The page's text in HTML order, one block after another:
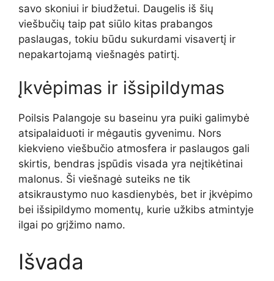
savo skoniui ir biudžetui. Daugelis iš šių
viešbučių taip pat siūlo kitas prabangos
paslaugas, tokiu būdu sukurdami visavertį ir
nepakartojamą viešnagės patirtį.
Įkvėpimas ir išsipildymas
Poilsis Palangoje su baseinu yra puiki galimybė
atsipalaiduoti ir mėgautis gyvenimu. Nors
kiekvieno viešbučio atmosfera ir paslaugos gali
skirtis, bendras įspūdis visada yra neįtikėtinai
malonus. Ši viešnagė suteiks ne tik
atsikraustymo nuo kasdienybės, bet ir įkvėpimo
bei išsipildymo momentų, kurie užkibs atmintyje
ilgai po grįžimo namo.
Išvada